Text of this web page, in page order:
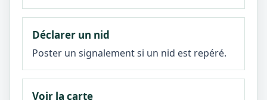
Déclarer un nid
Poster un signalement si un nid est repéré.
Voir la carte